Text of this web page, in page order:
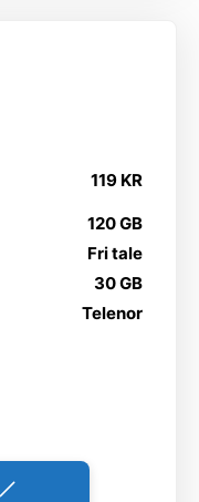
119 KR
120 GB
Fri tale
30 GB
Telenor